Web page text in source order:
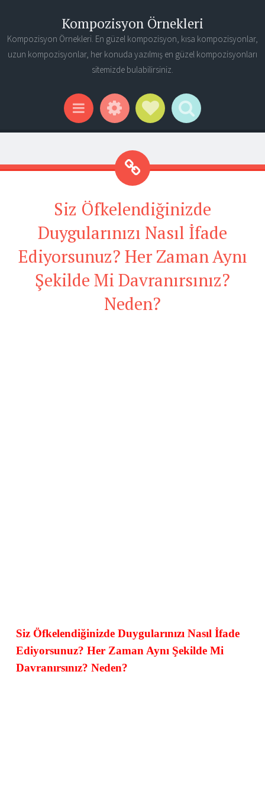
Kompozisyon Örnekleri
Kompozisyon Örnekleri. En güzel kompozisyon, kısa kompozisyonlar,
uzun kompozisyonlar, her konuda yazılmış en güzel kompozisyonları
sitemizde bulabilirsiniz.
Menu WidgetsSocial Links
Search
Siz Öfkelendiğinizde
Duygularınızı Nasıl İfade
Ediyorsunuz? Her Zaman Aynı
Şekilde Mi Davranırsınız?
Neden?
Siz Öfkelendiğinizde Duygularınızı Nasıl İfade
Ediyorsunuz? Her Zaman Aynı Şekilde Mi
Davranırsınız? Neden?